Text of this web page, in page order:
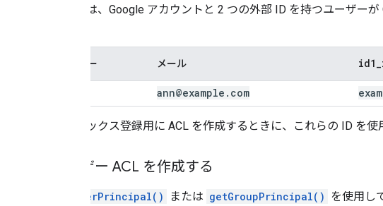
次の表は、Google アカウントと 2 つの外部 ID を持つユーザー
ユーザー メール id1
ann@example . com
インデックス登録用に ACL を作成するときに、これらの ID を
ユーザー ACL を作成する
getUserPrincipal() または getGroupPrincipal() を使用し